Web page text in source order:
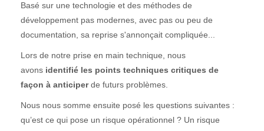
Basé sur une technologie et des méthodes de
développement pas modernes, avec pas ou peu de
documentation, sa reprise s'annonçait compliquée...
Lors de notre prise en main technique, nous
avons identifié les points techniques critiques de
façon à anticiperde futurs problèmes.
Nous nous somme ensuite posé les questions suivantes :
qu’est ce qui pose un risque opérationnel ? Un risque